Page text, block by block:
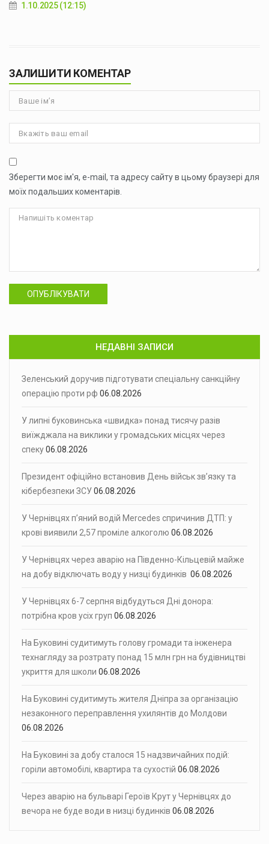
1.10.2025 (12:15)
ЗАЛИШИТИ КОМЕНТАР
Зберегти моє ім'я, e-mail, та адресу сайту в цьому браузері для
моїх подальших коментарів.
ОПУБЛІКУВАТИ
НЕДАВНІ ЗАПИСИ
Зеленський доручив підготувати спеціальну санкційну
операцію проти рф 06.08.2026
У липні буковинська «швидка» понад тисячу разів
виїжджала на виклики у громадських місцях через
спеку06.08.2026
Президент офіційно встановив День військ зв’язку та
кібербезпеки ЗСУ06.08.2026
У Чернівцях п’яний водій Mercedes спричинив ДТП: у
крові виявили 2,57 проміле алкоголю 06.08.2026
У Чернівцях через аварію на Південно-Кільцевій майже
на добу відключать воду у низці будинків 06.08.2026
У Чернівцях 6-7 серпня відбудуться Дні донора:
потрібна кров усіх груп 06.08.2026
На Буковині судитимуть голову громади та інженера
технагляду за розтрату понад 15 млн грн на будівництві
укриття для школи 06.08.2026
На Буковині судитимуть жителя Дніпра за організацію
незаконного переправлення ухилянтів до Молдови
06.08.2026
На Буковині за добу сталося 15 надзвичайних подій:
горіли автомобілі, квартира та сухостій 06.08.2026
Через аварію на бульварі Героїв Крут у Чернівцях до
вечора не буде води в низці будинків 06.08.2026